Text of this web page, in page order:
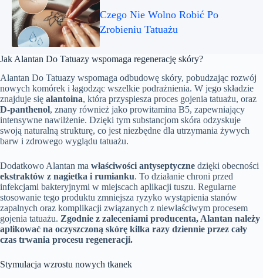
Czego Nie Wolno Robić Po
Zrobieniu Tatuażu
Jak Alantan Do Tatuazy wspomaga regenerację skóry?
Alantan Do Tatuazy wspomaga odbudowę skóry, pobudzając rozwój
nowych komórek i łagodząc wszelkie podrażnienia. W jego składzie
znajduje się alantoina, która przyspiesza proces gojenia tatuażu, oraz
D-panthenol, znany również jako prowitamina B5, zapewniający
intensywne nawilżenie. Dzięki tym substancjom skóra odzyskuje
swoją naturalną strukturę, co jest niezbędne dla utrzymania żywych
barw i zdrowego wyglądu tatuażu.
Dodatkowo Alantan ma właściwości antyseptyczne dzięki obecności
ekstraktów z nagietka i rumianku. To działanie chroni przed
infekcjami bakteryjnymi w miejscach aplikacji tuszu. Regularne
stosowanie tego produktu zmniejsza ryzyko wystąpienia stanów
zapalnych oraz komplikacji związanych z niewłaściwym procesem
gojenia tatuażu. Zgodnie z zaleceniami producenta, Alantan należy
aplikować na oczyszczoną skórę kilka razy dziennie przez cały
czas trwania procesu regeneracji.
Stymulacja wzrostu nowych tkanek